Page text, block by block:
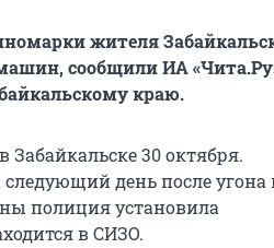
жителя
сообщили ИА
краю.
30 октября.
день после угона
полиция установила
в СИЗО.